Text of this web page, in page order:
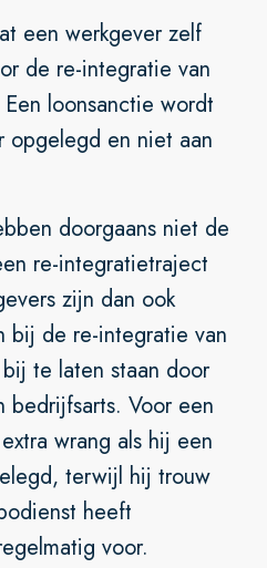
een werkgever zelf
de re-integratie van
loonsanctie wordt
opgelegd en niet aan
doorgaans niet de
re-integratietraject
zijn dan ook
bij de re-integratie van
te laten staan door
Voor een
wrang als hij een
terwijl hij trouw
heeft
voor.